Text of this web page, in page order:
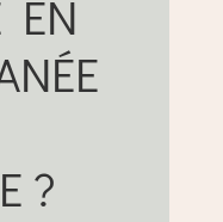
EN
?